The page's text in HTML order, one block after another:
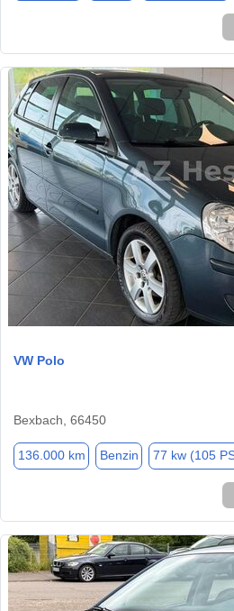
VW Polo
Bexbach, 66450
136.000 km Benzin 77 kw (105